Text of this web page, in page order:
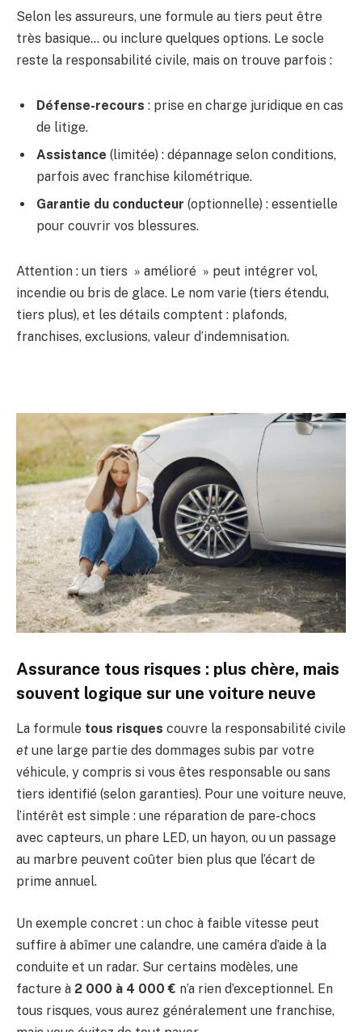
Selon les assureurs, une formule au tiers peut être
très basique… ou inclure quelques options. Le socle
reste la responsabilité civile, mais on trouve parfois :
Défense-recours : prise en charge juridique en cas
de litige.
Assistance (limitée) : dépannage selon conditions,
parfois avec franchise kilométrique.
Garantie du conducteur (optionnelle) : essentielle
pour couvrir vos blessures.
Attention : un tiers » amélioré » peut intégrer vol,
incendie ou bris de glace. Le nom varie (tiers étendu,
tiers plus), et les détails comptent : plafonds,
franchises, exclusions, valeur d’indemnisation.
Assurance tous risques : plus chère, mais
souvent logique sur une voiture neuve
La formule tous risques couvre la responsabilité civile
et une large partie des dommages subis par votre
véhicule, y compris si vous êtes responsable ou sans
tiers identifié (selon garanties). Pour une voiture neuve,
l’intérêt est simple : une réparation de pare-chocs
avec capteurs, un phare LED, un hayon, ou un passage
au marbre peuvent coûter bien plus que l’écart de
prime annuel.
Un exemple concret : un choc à faible vitesse peut
suffire à abîmer une calandre, une caméra d’aide à la
conduite et un radar. Sur certains modèles, une
facture à 2 000 à 4 000 € n’a rien d’exceptionnel. En
tous risques, vous aurez généralement une franchise,